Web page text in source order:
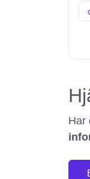
Har